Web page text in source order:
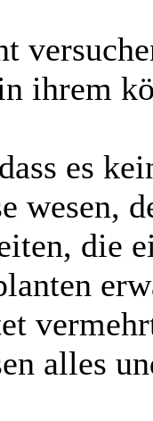
ihrem
es
wesen,
die
alles